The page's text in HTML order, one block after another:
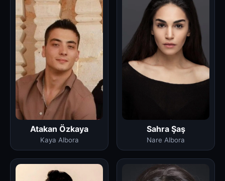
Atakan Özkaya
Kaya Albora
Sahra Şaş
Nare Albora